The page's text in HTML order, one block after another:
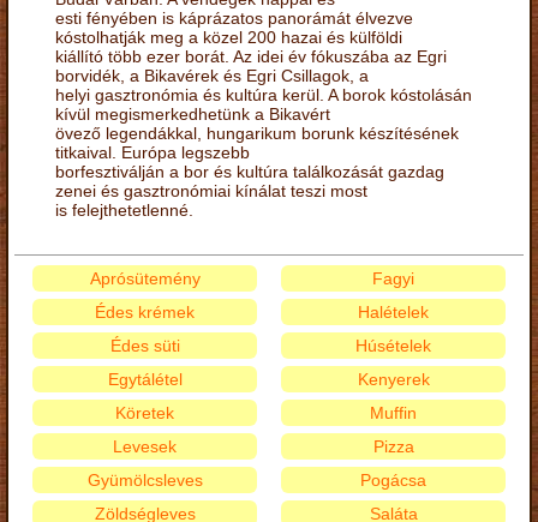
esti fényében is káprázatos panorámát élvezve
kóstolhatják meg a közel 200 hazai és külföldi
kiállító több ezer borát. Az idei év fókuszába az Egri
borvidék, a Bikavérek és Egri Csillagok, a
helyi gasztronómia és kultúra kerül. A borok kóstolásán
kívül megismerkedhetünk a Bikavért
övező legendákkal, hungarikum borunk készítésének
titkaival. Európa legszebb
borfesztiválján a bor és kultúra találkozását gazdag
zenei és gasztronómiai kínálat teszi most
is felejthetetlenné.
Aprósütemény
Édes krémek
Édes süti
Egytálétel
Fagyi
Halételek
Húsételek
Kenyerek
Köretek
Levesek
Gyümölcsleves
Zöldségleves
Muffin
Pizza
Pogácsa
Saláta